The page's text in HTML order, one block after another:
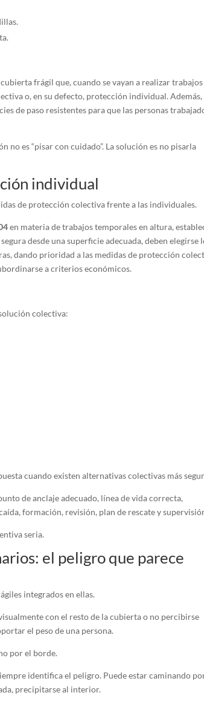
frágil que, cuando se vayan a realizar
o, en su defecto, protección individual. Además,
de paso resistentes para que las personas
es “pisar con cuidado”. La solución es no pisarla
individual
de protección colectiva frente a las individuales.
en materia de trabajos temporales en altura,
desde una superficie adecuada, deben elegirse
dando prioridad a las medidas de protección
a criterios económicos.
colectiva:
cuando existen alternativas colectivas más
de anclaje adecuado, línea de vida correcta,
formación, revisión, plan de rescate y
seria.
el peligro que parece
integrados en ellas.
con el resto de la cubierta o no percibirse
el peso de una persona.
por el borde.
identifica el peligro. Puede estar caminando
precipitarse al interior.